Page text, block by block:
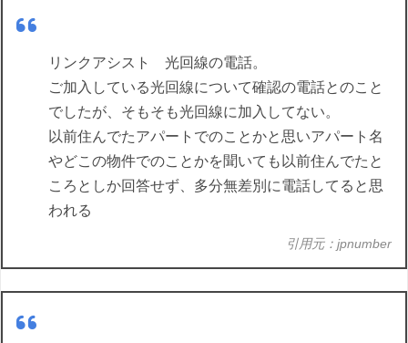
リンクアシスト 光回線の電話。
ご加入している光回線について確認の電話とのこと
でしたが、そもそも光回線に加入してない。
以前住んでたアパートでのことかと思いアパート名
やどこの物件でのことかを聞いても以前住んでたと
ころとしか回答せず、多分無差別に電話してると思
われる
引用元：jpnumber